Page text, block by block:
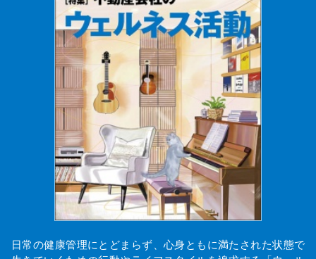
日常の健康管理にとどまらず、心身ともに満たされた状態で